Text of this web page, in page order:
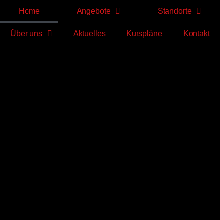
Home Angebote Standorte
Über uns Aktuelles Kurspläne Kontakt